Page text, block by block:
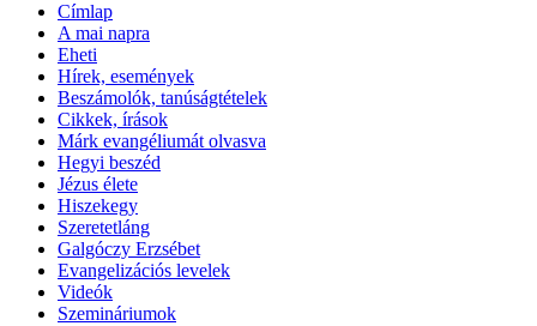
Címlap
A mai napra
Eheti
Hírek, események
Beszámolók, tanúságtételek
Cikkek, írások
Márk evangéliumát olvasva
Hegyi beszéd
Jézus élete
Hiszekegy
Szeretetláng
Galgóczy Erzsébet
Evangelizációs levelek
Videók
Szemináriumok